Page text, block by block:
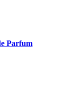
Parfum